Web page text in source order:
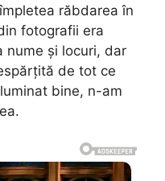
răbdarea în
fotografii era
nume și locuri, dar
de tot ce
bine, n-am